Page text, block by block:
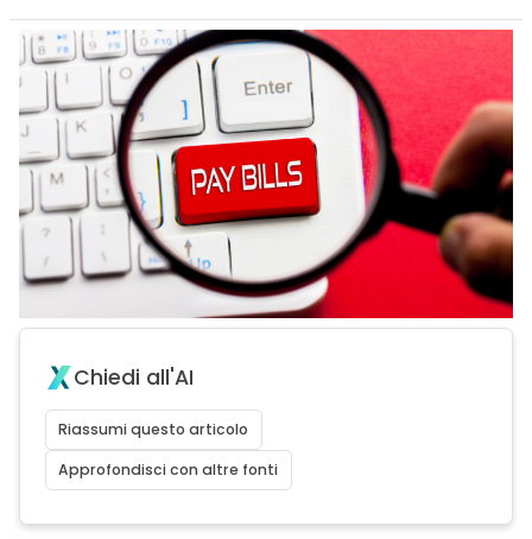
Chiedi all'AI
Riassumi questo articolo
Approfondisci con altre fonti